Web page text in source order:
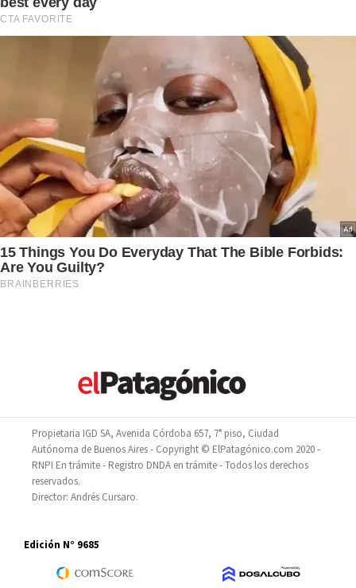
Propietaria IGD SA, Avenida Córdoba 657, 7° piso, Ciudad
Autónoma de Buenos Aires - Copyright © ElPatagónico.com 2020 -
RNPI En trámite - Registro DNDA en trámite - Todos los derechos
reservados.
Director: Andrés Cursaro.
Edición N° 9685